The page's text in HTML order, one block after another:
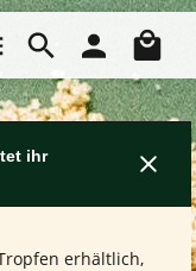
ihr
erhältlich,